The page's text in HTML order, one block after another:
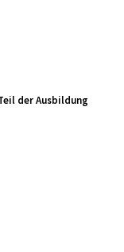
der Ausbildung